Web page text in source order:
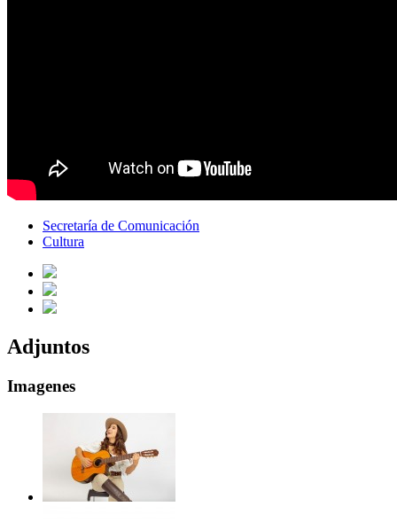
Secretaría de Comunicación
Cultura
Adjuntos
Imagenes